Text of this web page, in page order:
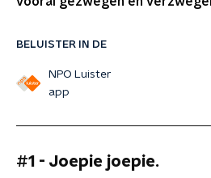
BELUISTER IN DE
NPO Luister
app
#1 - Joepie joepie.